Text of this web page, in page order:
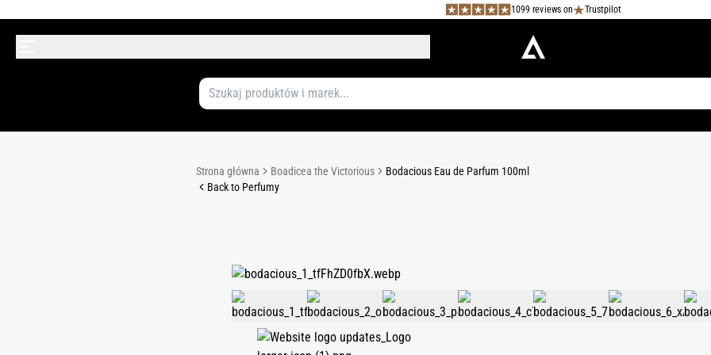
1099 reviews on Trustpilot
Strona główna Boadicea the Victorious
Bodacious Eau de Parfum 100ml
Back to Perfumy